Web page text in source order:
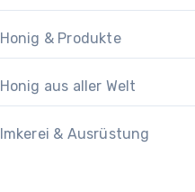
Honig & Produkte
Honig aus aller Welt
Imkerei & Ausrüstung